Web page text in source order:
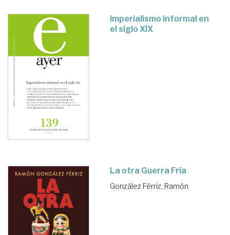
Imperialismo informal en
el siglo XIX
La otra Guerra Fría
González Férriz, Ramón